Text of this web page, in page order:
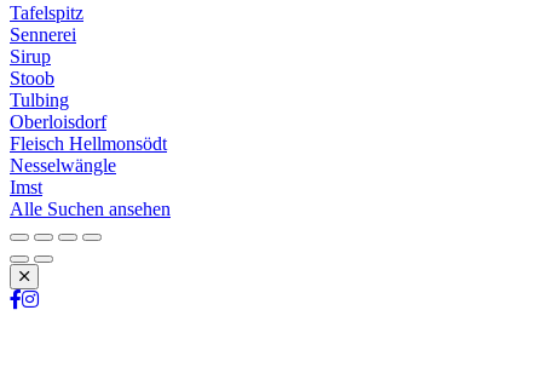
Tafelspitz
Sennerei
Sirup
Stoob
Tulbing
Oberloisdorf
Fleisch Hellmonsödt
Nesselwängle
Imst
Alle Suchen ansehen
Schließen